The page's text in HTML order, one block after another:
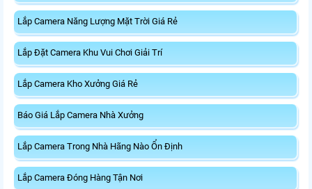
Lắp Camera Năng Lượng Mặt Trời Giá Rẻ
Lắp Đặt Camera Khu Vui Chơi Giải Trí
Lắp Camera Kho Xưởng Giá Rẻ
Báo Giá Lắp Camera Nhà Xưởng
Lắp Camera Trong Nhà Hãng Nào Ổn Định
Lắp Camera Đóng Hàng Tận Nơi